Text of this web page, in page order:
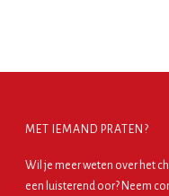
MET IEMAND PRATEN?
Wil je meer weten over het
een luisterend oor? Neem